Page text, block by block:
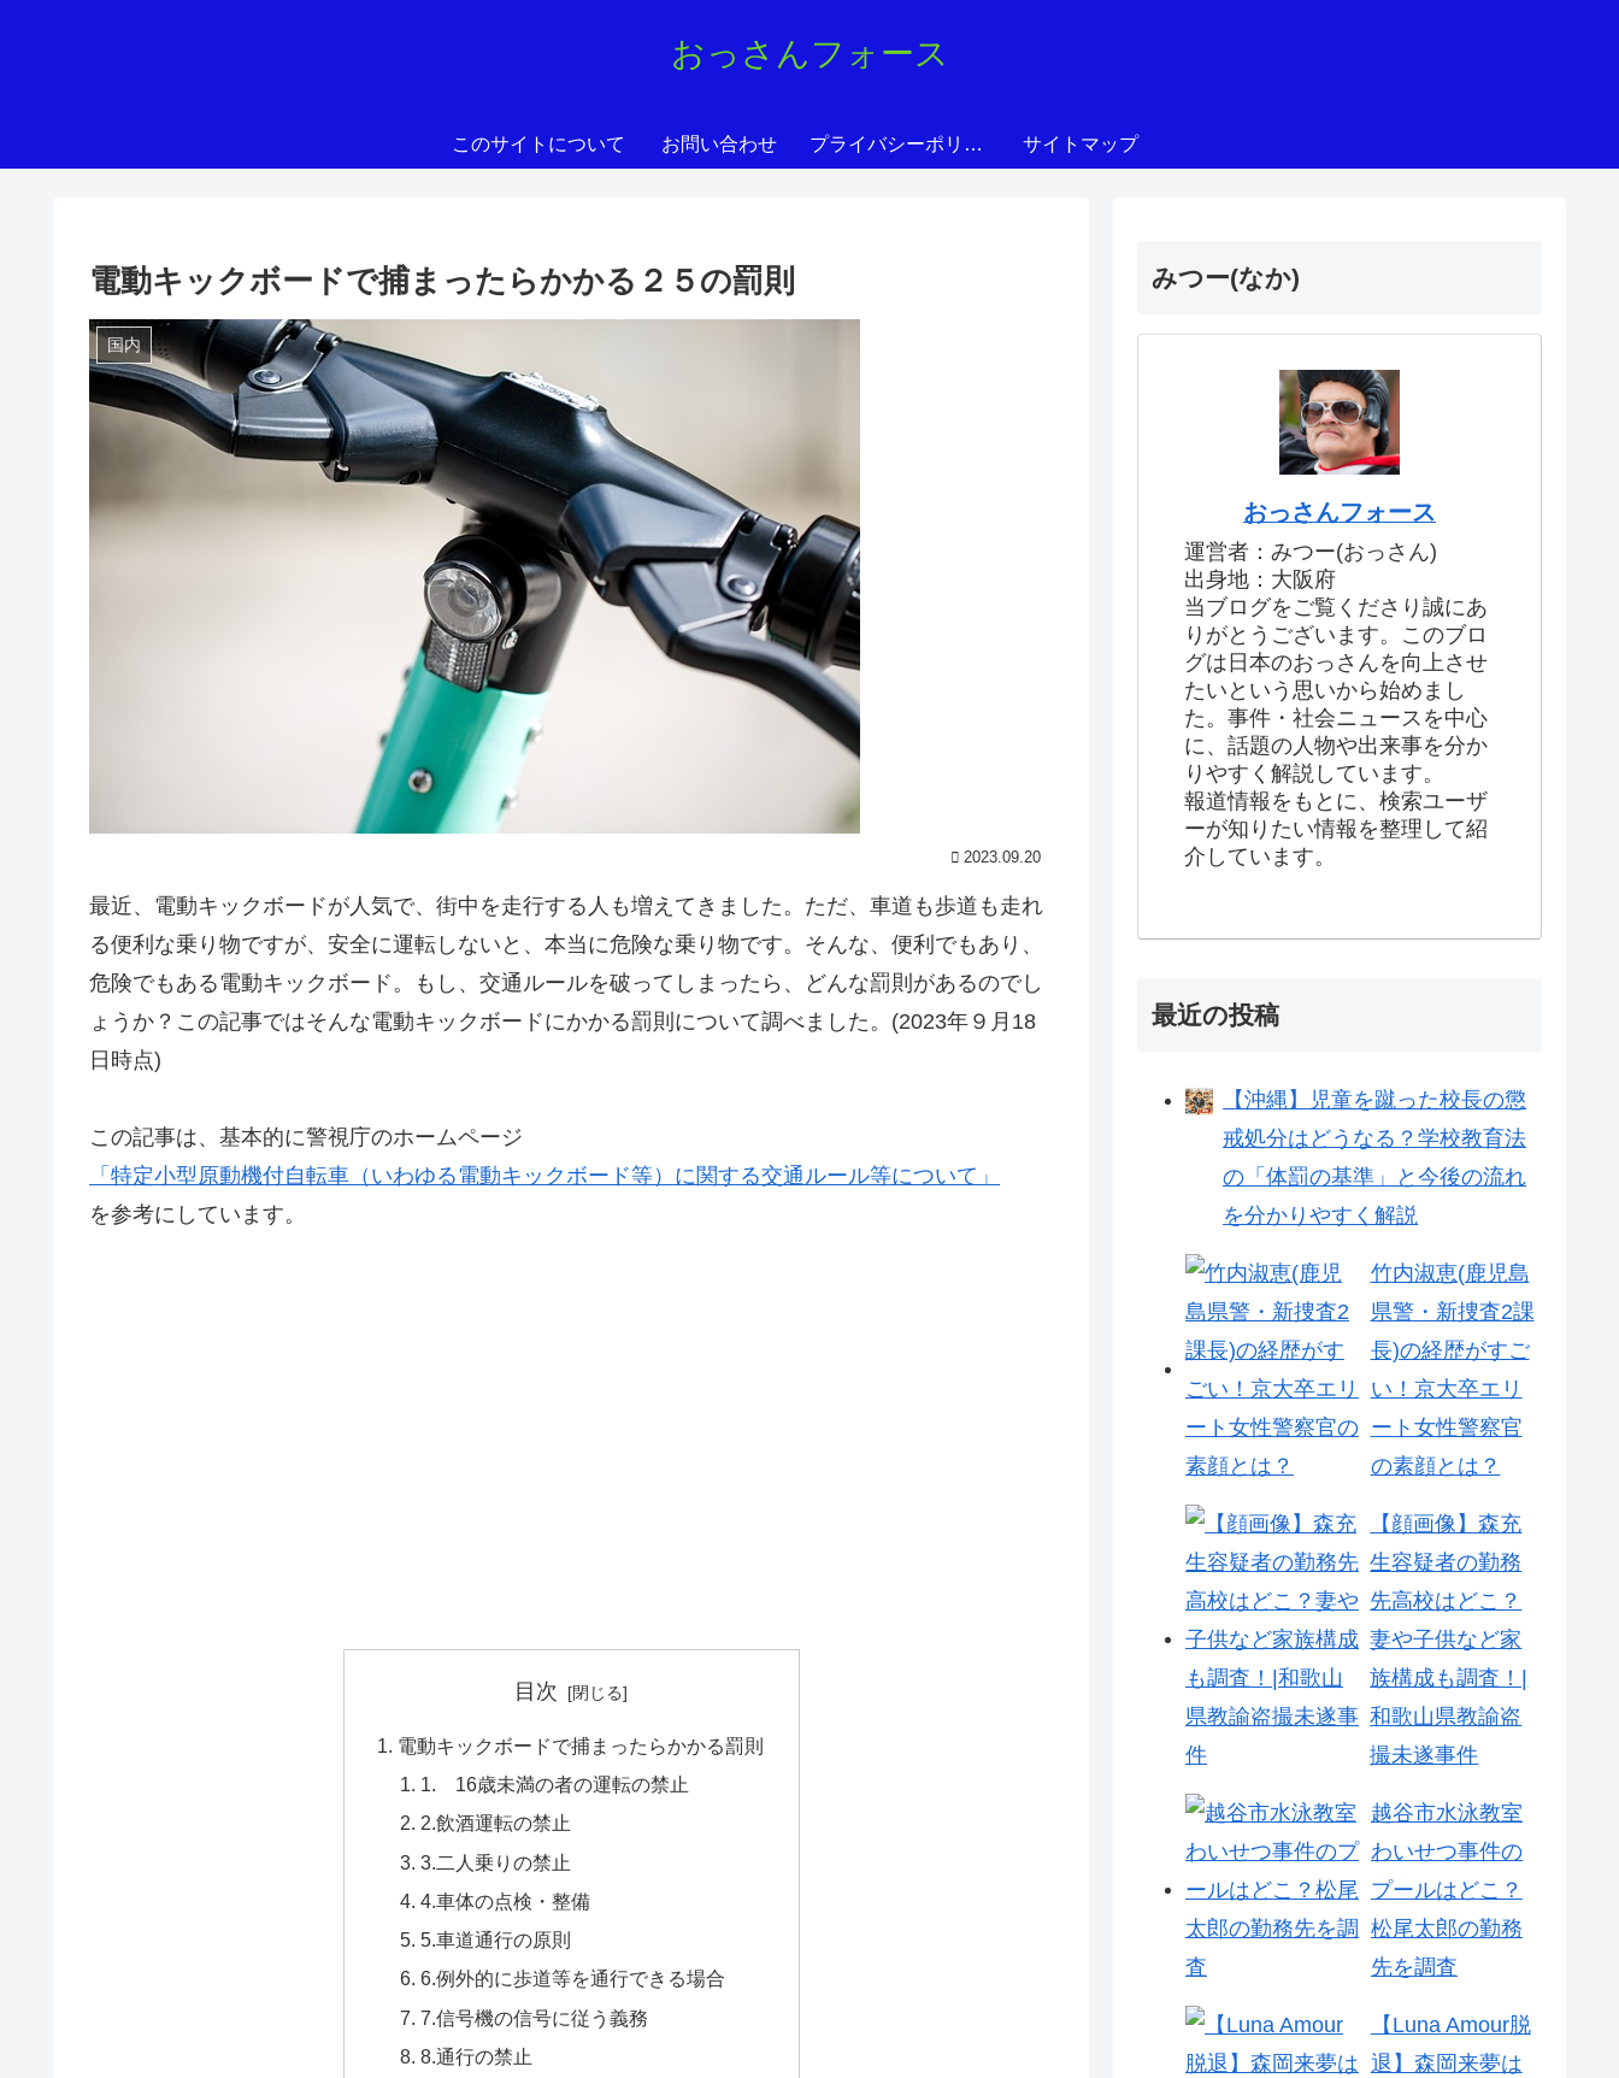
おっさんフォース
このサイトについて お問い合わせ プライバシーポリシー サイトマップ
電動キックボードで捕まったらかかる２５の罰則
国内
2023.09.20
最近、電動キックボードが人気で、街中を走行する人も増えてきました。ただ、車道も歩道も走れ
る便利な乗り物ですが、安全に運転しないと、本当に危険な乗り物です。そんな、便利でもあり、
危険でもある電動キックボード。もし、交通ルールを破ってしまったら、どんな罰則があるのでし
ょうか？この記事ではそんな電動キックボードにかかる罰則について調べました。(2023年９月18
日時点)
この記事は、基本的に警視庁のホームページ
「特定小型原動機付自転車（いわゆる電動キックボード等）に関する交通ルール等について」
を参考にしています。
目次
電動キックボードで捕まったらかかる罰則
1. 16歳未満の者の運転の禁止
2.飲酒運転の禁止
3.二人乗りの禁止
4.車体の点検・整備
5.車道通行の原則
6.例外的に歩道等を通行できる場合
7.信号機の信号に従う義務
8.通行の禁止
みつー(なか)
おっさんフォース
運営者：みつー(おっさん)
出身地：大阪府
当ブログをご覧くださり誠にあ
りがとうございます。このブロ
グは日本のおっさんを向上させ
たいという思いから始めまし
た。事件・社会ニュースを中心
に、話題の人物や出来事を分か
りやすく解説しています。
報道情報をもとに、検索ユーザ
ーが知りたい情報を整理して紹
介しています。
最近の投稿
【沖縄】児童を蹴った校長の懲
戒処分はどうなる？学校教育法
の「体罰の基準」と今後の流れ
を分かりやすく解説
竹内淑恵(鹿児島
県警・新捜査2課
長)の経歴がすご
い！京大卒エリ
ート女性警察官
の素顔とは？
【顔画像】森充
生容疑者の勤務
先高校はどこ？
妻や子供など家
族構成も調査！|
和歌山県教諭盗
撮未遂事件
越谷市水泳教室
わいせつ事件の
プールはどこ？
松尾太郎の勤務
先を調査
【Luna Amour脱
退】森岡来夢は